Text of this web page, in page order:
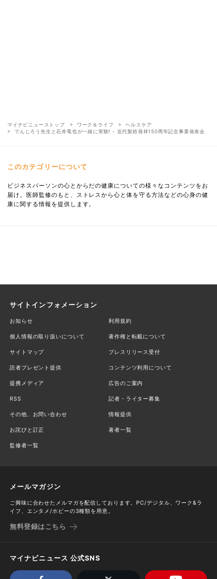
マイナビニューストップ ワーク＆ライフ
ヘルスケア
でんじろう先生と石井竜也が一緒に実験! - 近代製鉄発祥150周年記念事業発表会
このカテゴリーについて
ビジネスパーソンの心とからだの健康についての様々なコンテンツをお
届け。医師監修のもと、ストレスから心と体を守る方法などの心身の健
康に関する情報を提供します。
サイトインフォメーション
お知らせ 利用規約
個人情報の取り扱いについて 著作権と転載について
サイトマップ プレスリリース受付
読者プレゼント提供 コンテンツ利用について
提携メディア 広告のご案内
RSS 記者・ライター募集
その他、お問い合わせ 情報提供
お詫びと訂正 著者一覧
監修者一覧
メールマガジン
ご興味に合わせたメルマガを配信しております。PC/デジタル、ワーク&ラ
イフ、エンタメ/ホビーの3種類を用意。
無料登録はこちら
マイナビニュース 公式SNS